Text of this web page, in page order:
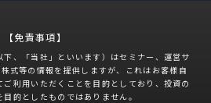
【免責事項】
、「当社」といいます）はセミナー、運営サ
式等の情報を提供しますが、これはお客様自
利用いただくことを目的としており、投資の
的としたものではありません。